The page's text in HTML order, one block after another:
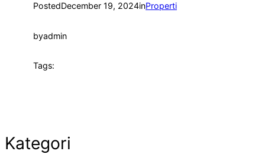
PostedDecember 19, 2024inProperti
byadmin
Tags:
Kategori